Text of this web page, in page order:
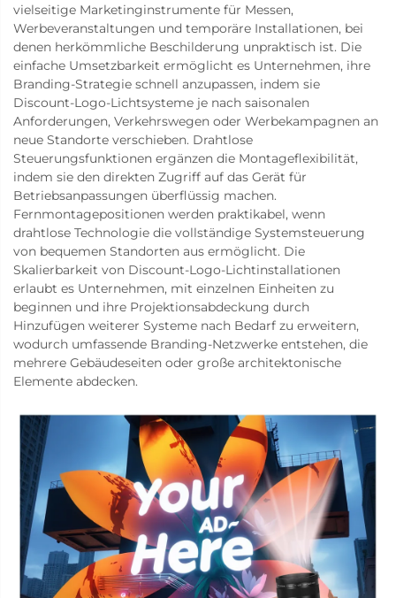
vielseitige Marketinginstrumente für Messen,
Werbeveranstaltungen und temporäre Installationen, bei
denen herkömmliche Beschilderung unpraktisch ist. Die
einfache Umsetzbarkeit ermöglicht es Unternehmen, ihre
Branding-Strategie schnell anzupassen, indem sie
Discount-Logo-Lichtsysteme je nach saisonalen
Anforderungen, Verkehrswegen oder Werbekampagnen an
neue Standorte verschieben. Drahtlose
Steuerungsfunktionen ergänzen die Montageflexibilität,
indem sie den direkten Zugriff auf das Gerät für
Betriebsanpassungen überflüssig machen.
Fernmontagepositionen werden praktikabel, wenn
drahtlose Technologie die vollständige Systemsteuerung
von bequemen Standorten aus ermöglicht. Die
Skalierbarkeit von Discount-Logo-Lichtinstallationen
erlaubt es Unternehmen, mit einzelnen Einheiten zu
beginnen und ihre Projektionsabdeckung durch
Hinzufügen weiterer Systeme nach Bedarf zu erweitern,
wodurch umfassende Branding-Netzwerke entstehen, die
mehrere Gebäudeseiten oder große architektonische
Elemente abdecken.